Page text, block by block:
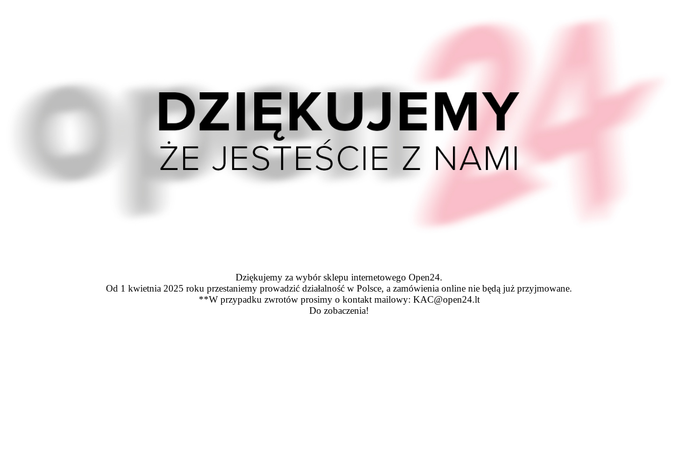
Dziękujemy za wybór sklepu internetowego Open24.
Od 1 kwietnia 2025 roku przestaniemy prowadzić działalność w Polsce, a zamówienia online nie będą już przyjmowane.
**W przypadku zwrotów prosimy o kontakt mailowy: KAC@open24.lt
Do zobaczenia!